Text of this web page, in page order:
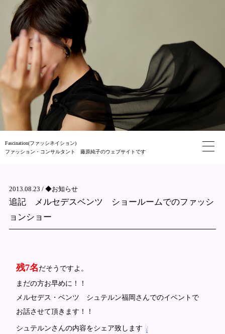
Fascination(ファッシネイション)
ファッション・コンサルタント 藤原純子のウェブサイトです
2013.08.23 / ◆お知らせ
追記 メルセデスベンツ ショールームでのファッシ
ョンショー
残7名 だそうですよ。
まだの方お早めに！！
メルセデス・ベンツ シュテルン福岡さんでのイベントで
お話させて頂きます！！
シュテルンさんの内容をシェア致します